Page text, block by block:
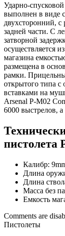
Ударно-
выполнен в виде
двухсторонний, с
задней части. С
затворной
осуществляется
магазина
размещена в
рамки.
открытого типа
вставками на
Arsenal P-M02
6000 выстрелов,
пистолета
Калибр:
Длина
Длина
Масса без
Емкость
Comments are
Пистолеты